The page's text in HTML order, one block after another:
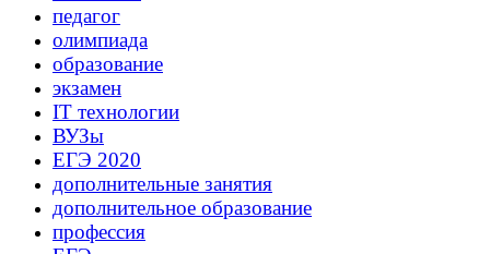
педагог
олимпиада
образование
экзамен
IT технологии
ВУЗы
ЕГЭ 2020
дополнительные занятия
дополнительное образование
профессия